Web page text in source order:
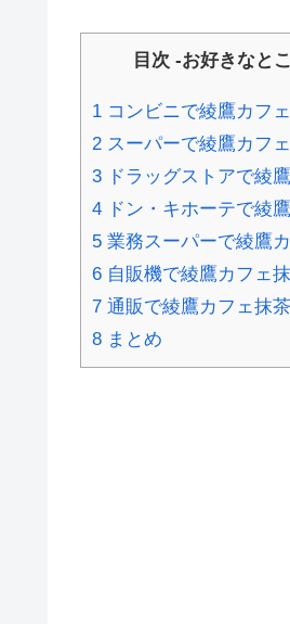
目次 -お好きなと
1 コンビニで綾鷹カフ
2 スーパーで綾鷹カフ
3 ドラッグストアで綾
4 ドン・キホーテで綾
5 業務スーパーで綾鷹
6 自販機で綾鷹カフェ
7 通販で綾鷹カフェ抹
8 まとめ